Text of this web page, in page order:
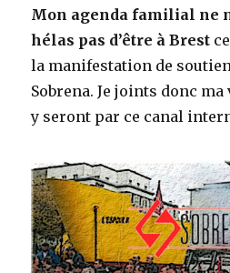
Mon agenda familial ne
hélas pas d’être à Brest
la manifestation de
Sobrena. Je joints donc
y seront par ce canal